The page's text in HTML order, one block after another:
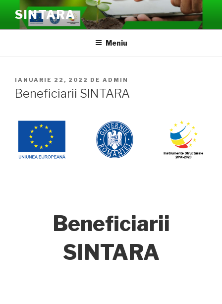
conținut
SINTARA
Meniu
PUBLICAT
PE
IANUARIE 22, 2022 DE ADMIN
Beneficiarii SINTARA
Beneficiarii
SINTARA